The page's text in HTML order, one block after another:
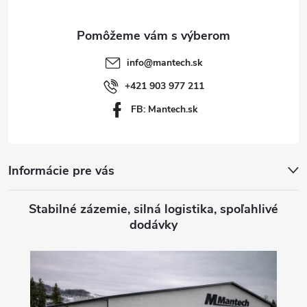
info@mantech.sk
+421 903 977 211
FB: Mantech.sk
Informácie pre vás
Stabilné zázemie, silná logistika, spoľahlivé
dodávky